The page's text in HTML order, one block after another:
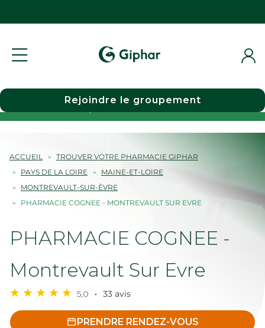
Choisir une pharmacie
Rejoindre le groupement
ACCUEIL
TROUVER VOTRE PHARMACIE GIPHAR
PAYS DE LA LOIRE
MAINE-ET-LOIRE
MONTREVAULT-SUR-ÈVRE
PHARMACIE COGNEE - MONTREVAULT SUR EVRE
PHARMACIE COGNEE -
Montrevault Sur Evre
5,0 33 avis
PRENDRE RENDEZ-VOUS